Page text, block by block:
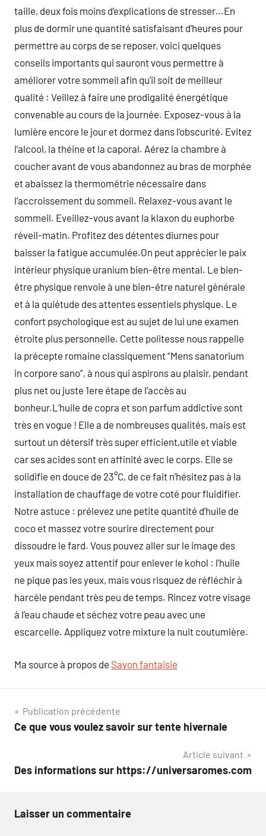
taille, deux fois moins d’explications de stresser…En
plus de dormir une quantité satisfaisant d’heures pour
permettre au corps de se reposer, voici quelques
conseils importants qui sauront vous permettre à
améliorer votre sommeil afin qu’il soit de meilleur
qualité : Veillez à faire une prodigalité énergétique
convenable au cours de la journée. Exposez-vous à la
lumière encore le jour et dormez dans l’obscurité. Evitez
l’alcool, la théine et la caporal. Aérez la chambre à
coucher avant de vous abandonnez au bras de morphée
et abaissez la thermométrie nécessaire dans
l’accroissement du sommeil. Relaxez-vous avant le
sommeil. Eveillez-vous avant la klaxon du euphorbe
réveil-matin. Profitez des détentes diurnes pour
baisser la fatigue accumulée.On peut apprécier le paix
intérieur physique uranium bien-être mental. Le bien-
être physique renvoie à une bien-être naturel générale
et à la quiétude des attentes essentiels physique. Le
confort psychologique est au sujet de lui une examen
étroite plus personnelle. Cette politesse nous rappelle
la précepte romaine classiquement “Mens sanatorium
in corpore sano”, à nous qui aspirons au plaisir, pendant
plus net ou juste 1ere étape de l’accès au
bonheur.L’huile de copra et son parfum addictive sont
très en vogue ! Elle a de nombreuses qualités, mais est
surtout un détersif très super efficient,utile et viable
car ses acides sont en affinité avec le corps. Elle se
solidifie en douce de 23°C, de ce fait n’hésitez pas à la
installation de chauffage de votre coté pour fluidifier.
Notre astuce : prélevez une petite quantité d’huile de
coco et massez votre sourire directement pour
dissoudre le fard. Vous pouvez aller sur le image des
yeux mais soyez attentif pour enlever le kohol : l’huile
ne pique pas les yeux, mais vous risquez de réfléchir à
harcèle pendant très peu de temps. Rincez votre visage
à l’eau chaude et séchez votre peau avec une
escarcelle. Appliquez votre mixture la nuit coutumière.
Ma source à propos de Savon fantaisie
Navigation
de
Publication précédente
Ce que vous voulez savoir sur tente hivernale
Article suivant
Des informations sur https://universaromes.com
Laisser un commentaire